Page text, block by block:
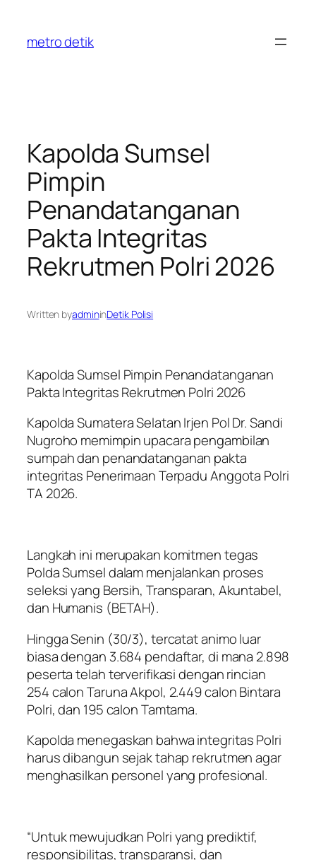
content
metro detik
Kapolda Sumsel
Pimpin
Penandatanganan
Pakta Integritas
Rekrutmen Polri 2026
Written byadmininDetik Polisi
Kapolda Sumsel Pimpin Penandatanganan
Pakta Integritas Rekrutmen Polri 2026
Kapolda Sumatera Selatan Irjen Pol Dr. Sandi
Nugroho memimpin upacara pengambilan
sumpah dan penandatanganan pakta
integritas Penerimaan Terpadu Anggota Polri
TA 2026.
Langkah ini merupakan komitmen tegas
Polda Sumsel dalam menjalankan proses
seleksi yang Bersih, Transparan, Akuntabel,
dan Humanis (BETAH).
Hingga Senin (30/3), tercatat animo luar
biasa dengan 3.684 pendaftar, di mana 2.898
peserta telah terverifikasi dengan rincian
254 calon Taruna Akpol, 2.449 calon Bintara
Polri, dan 195 calon Tamtama.
Kapolda menegaskan bahwa integritas Polri
harus dibangun sejak tahap rekrutmen agar
menghasilkan personel yang profesional.
“Untuk mewujudkan Polri yang prediktif,
responsibilitas, transparansi, dan